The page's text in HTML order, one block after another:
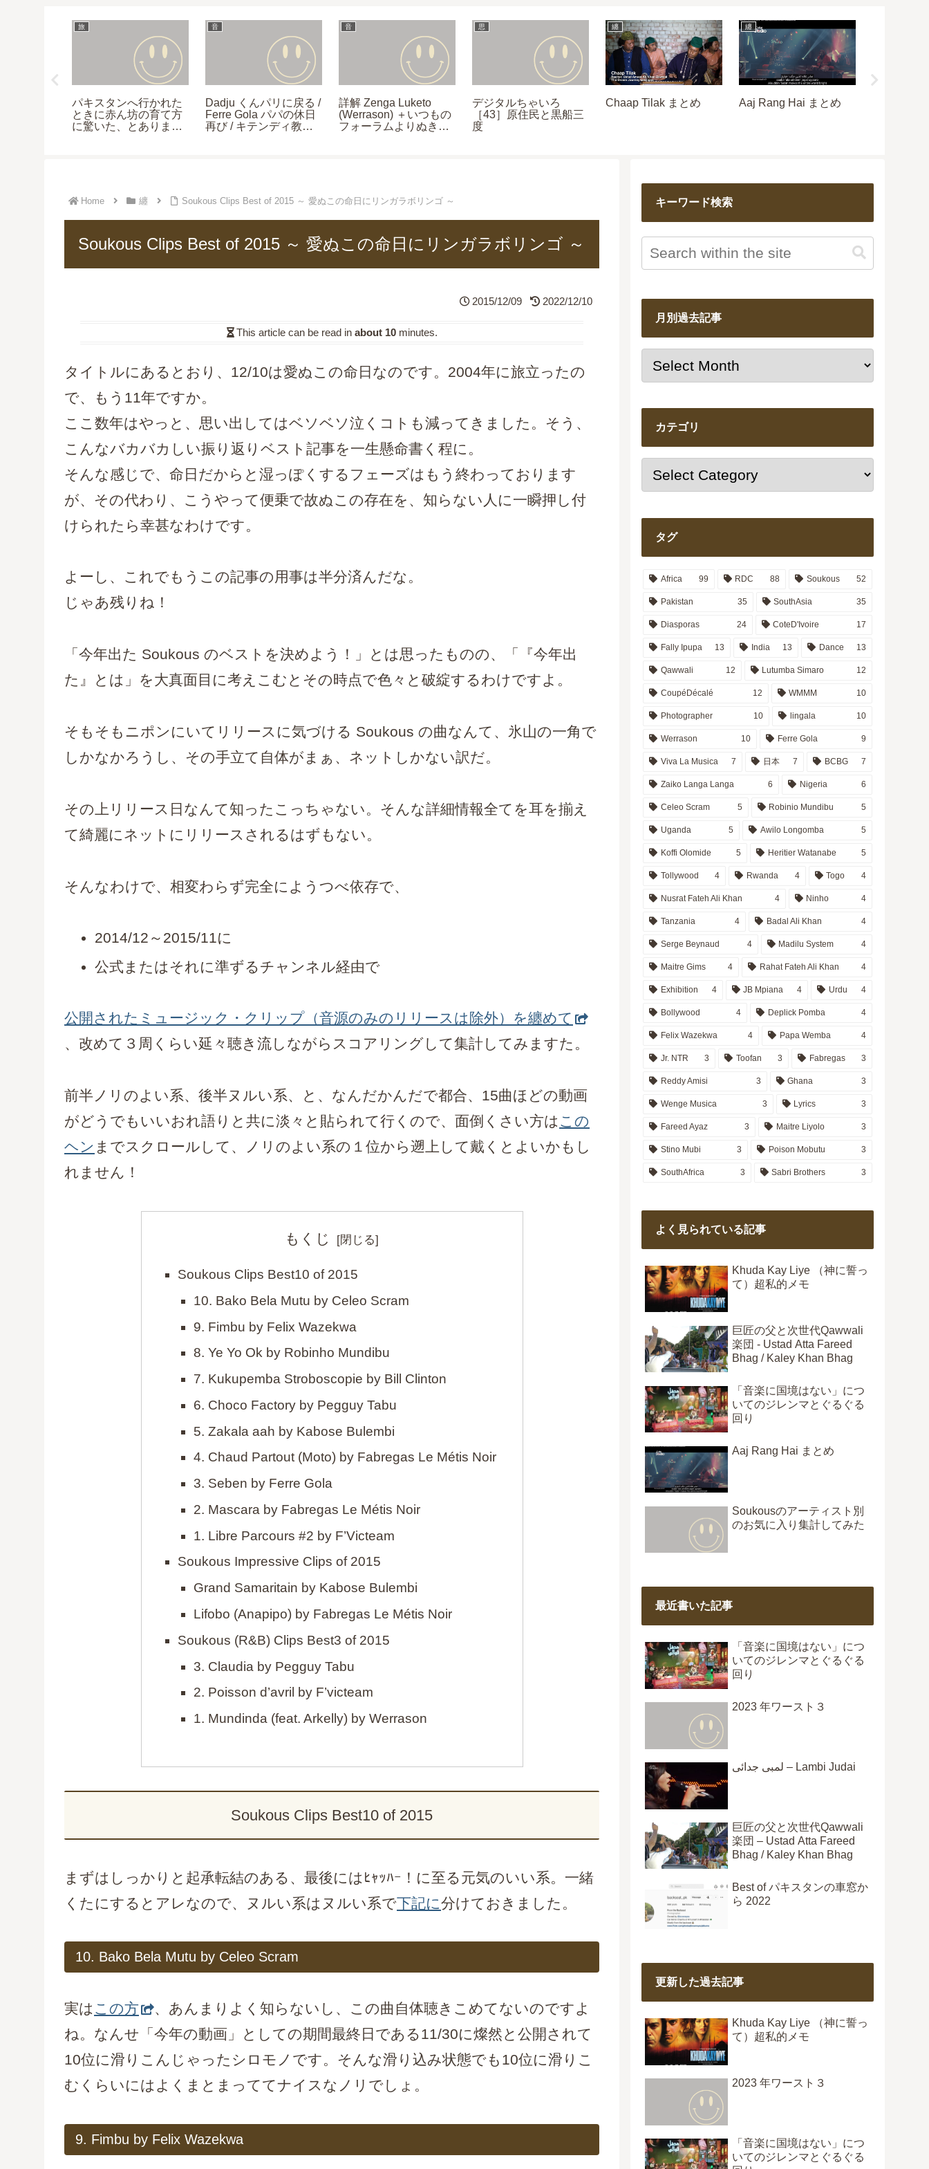
旅
パキスタンへ行かれた
ときに赤ん坊の育て方
に驚いた、とありまし
音
Dadju くんパリに戻る /
Ferre Gola パパの休日
再び / キテンディ教の
音
詳解 Zenga Luketo
(Werrason) ＋いつもの
フォーラムよりぬきス
思
デジタルちゃいろ
［43］原住民と黒船三
度
纏
Chaap Tilak まとめ
纏
Aaj Rang Hai まとめ
ること）
Home 纏 Soukous Clips Best of 2015 ～ 愛ぬこの命日にリンガラボリンゴ ～
Soukous Clips Best of 2015 ～ 愛ぬこの命日にリンガラボリンゴ ～
2015/12/09 2022/12/10
This article can be read in about 10minutes.
タイトルにあるとおり、12/10は愛ぬこの命日なのです。2004年に旅立ったの
で、もう11年ですか。
ここ数年はやっと、思い出してはベソベソ泣くコトも減ってきました。そう、
こんなバカバカしい振り返りベスト記事を一生懸命書く程に。
そんな感じで、命日だからと湿っぽくするフェーズはもう終わっております
が、その代わり、こうやって便乗で故ぬこの存在を、知らない人に一瞬押し付
けられたら幸甚なわけです。
よーし、これでもうこの記事の用事は半分済んだな。
じゃあ残りね！
「今年出た Soukous のベストを決めよう！」とは思ったものの、「『今年出
た』とは」を大真面目に考えこむとその時点で色々と破綻するわけですよ。
そもそもニポンにいてリリースに気づける Soukous の曲なんて、氷山の一角で
しかなかろうし、その手立て自体がまぁ、ネットしかない訳だ。
その上リリース日なんて知ったこっちゃない。そんな詳細情報全てを耳を揃え
て綺麗にネットにリリースされるはずもない。
そんなわけで、相変わらず完全にようつべ依存で、
2014/12～2015/11に
公式またはそれに準ずるチャンネル経由で
公開されたミュージック・クリップ（音源のみのリリースは除外）を纏めて
、改めて３周くらい延々聴き流しながらスコアリングして集計してみますた。
前半ノリのよい系、後半ヌルい系、と、なんだかんだで都合、15曲ほどの動画
がどうでもいいおれ語りと共に淡々と貼られて行くので、面倒くさい方は この
ヘン までスクロールして、ノリのよい系の１位から遡上して戴くとよいかもし
れません！
もくじ
Soukous Clips Best10 of 2015
10. Bako Bela Mutu by Celeo Scram
9. Fimbu by Felix Wazekwa
8. Ye Yo Ok by Robinho Mundibu
7. Kukupemba Stroboscopie by Bill Clinton
6. Choco Factory by Pegguy Tabu
5. Zakala aah by Kabose Bulembi
4. Chaud Partout (Moto) by Fabregas Le Métis Noir
3. Seben by Ferre Gola
2. Mascara by Fabregas Le Métis Noir
1. Libre Parcours #2 by F’Victeam
Soukous Impressive Clips of 2015
Grand Samaritain by Kabose Bulembi
Lifobo (Anapipo) by Fabregas Le Métis Noir
Soukous (R&B) Clips Best3 of 2015
3. Claudia by Pegguy Tabu
2. Poisson d’avril by F’victeam
1. Mundinda (feat. Arkelly) by Werrason
Soukous Clips Best10 of 2015
まずはしっかりと起承転結のある、最後にはﾋｬｯﾊｰ！に至る元気のいい系。一緒
くたにするとアレなので、ヌルい系はヌルい系で下記に分けておきました。
10. Bako Bela Mutu by Celeo Scram
実は この方
、あんまりよく知らないし、この曲自体聴きこめてないのですよ
ね。なんせ「今年の動画」としての期間最終日である11/30に燦然と公開されて
10位に滑りこんじゃったシロモノです。そんな滑り込み状態でも10位に滑りこ
むくらいにはよくまとまっててナイスなノリでしょ。
9. Fimbu by Felix Wazekwa
キーワード検索
月別過去記事
カテゴリ
タグ
Africa 99 RDC 88 Soukous 52
Pakistan 35 SouthAsia 35
Diasporas 24 CoteD'Ivoire 17
Fally Ipupa 13 India 13 Dance 13
Qawwali 12 Lutumba Simaro 12
CoupéDécalé 12 WMMM 10
Photographer 10 lingala 10
Werrason 10 Ferre Gola 9
Viva La Musica 7 日本 7 BCBG 7
Zaiko Langa Langa 6 Nigeria 6
Celeo Scram 5 Robinio Mundibu 5
Uganda 5 Awilo Longomba 5
Koffi Olomide 5 Heritier Watanabe 5
Tollywood 4 Rwanda 4 Togo 4
Nusrat Fateh Ali Khan 4 Ninho 4
Tanzania 4 Badal Ali Khan 4
Serge Beynaud 4 Madilu System 4
Maitre Gims 4 Rahat Fateh Ali Khan 4
Exhibition 4 JB Mpiana 4 Urdu 4
Bollywood 4 Deplick Pomba 4
Felix Wazekwa 4 Papa Wemba 4
Jr. NTR 3 Toofan 3 Fabregas 3
Reddy Amisi 3 Ghana 3
Wenge Musica 3 Lyrics 3
Fareed Ayaz 3 Maitre Liyolo 3
Stino Mubi 3 Poison Mobutu 3
SouthAfrica 3 Sabri Brothers 3
よく見られている記事
Khuda Kay Liye （神に誓っ
て）超私的メモ
巨匠の父と次世代Qawwali
楽団 - Ustad Atta Fareed
Bhag / Kaley Khan Bhag
「音楽に国境はない」につ
いてのジレンマとぐるぐる
回り
Aaj Rang Hai まとめ
Soukousのアーティスト別
のお気に入り集計してみた
最近書いた記事
「音楽に国境はない」につ
いてのジレンマとぐるぐる
回り
2023 年ワースト３
لمبی جدائی – Lambi Judai
巨匠の父と次世代Qawwali
楽団 – Ustad Atta Fareed
Bhag / Kaley Khan Bhag
Best of パキスタンの車窓か
ら 2022
更新した過去記事
Khuda Kay Liye （神に誓っ
て）超私的メモ
2023 年ワースト３
「音楽に国境はない」につ
いてのジレンマとぐるぐる